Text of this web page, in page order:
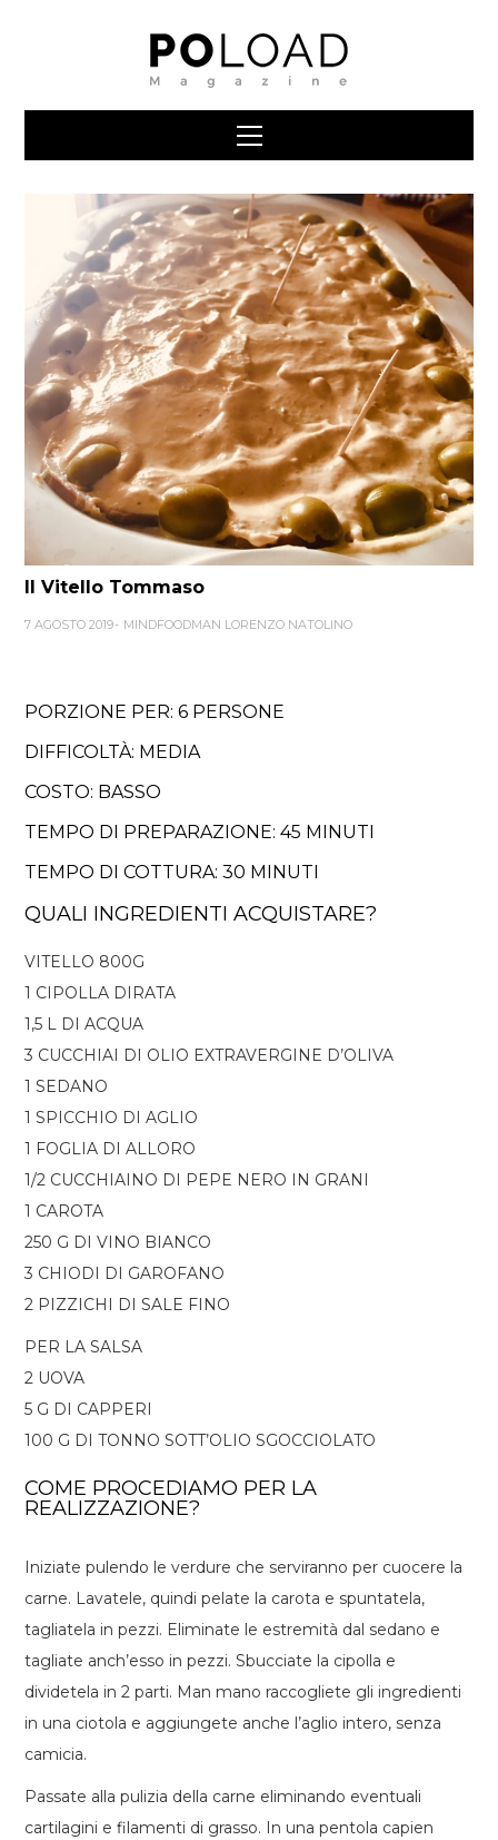
Il Vitello Tommaso
7 AGOSTO 2019 MINDFOODMAN LORENZO NATOLINO
PORZIONE PER: 6 PERSONE
DIFFICOLTÀ: MEDIA
COSTO: BASSO
TEMPO DI PREPARAZIONE: 45 MINUTI
TEMPO DI COTTURA: 30 MINUTI
QUALI INGREDIENTI ACQUISTARE?
VITELLO 800G
1 CIPOLLA DIRATA
1,5 L DI ACQUA
3 CUCCHIAI DI OLIO EXTRAVERGINE D’OLIVA
1 SEDANO
1 SPICCHIO DI AGLIO
1 FOGLIA DI ALLORO
1/2 CUCCHIAINO DI PEPE NERO IN GRANI
1 CAROTA
250 G DI VINO BIANCO
3 CHIODI DI GAROFANO
2 PIZZICHI DI SALE FINO
PER LA SALSA
2 UOVA
5 G DI CAPPERI
100 G DI TONNO SOTT’OLIO SGOCCIOLATO
COME PROCEDIAMO PER LA
REALIZZAZIONE?
Iniziate pulendo le verdure che serviranno per cuocere la
carne. Lavatele, quindi pelate la carota e spuntatela,
tagliatela in pezzi. Eliminate le estremità dal sedano e
tagliate anch’esso in pezzi. Sbucciate la cipolla e
dividetela in 2 parti. Man mano raccogliete gli ingredienti
in una ciotola e aggiungete anche l’aglio intero, senza
camicia.
Passate alla pulizia della carne eliminando eventuali
cartilagini e filamenti di grasso. In una pentola capien